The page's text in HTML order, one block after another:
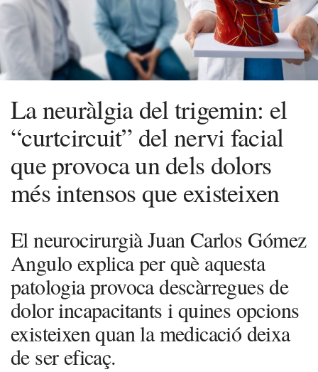
La neuràlgia del trigemin: el
“curtcircuit” del nervi facial
que provoca un dels dolors
més intensos que existeixen
El neurocirurgià Juan Carlos Gómez
Angulo explica per què aquesta
patologia provoca descàrregues de
dolor incapacitants i quines opcions
existeixen quan la medicació deixa
de ser eficaç.